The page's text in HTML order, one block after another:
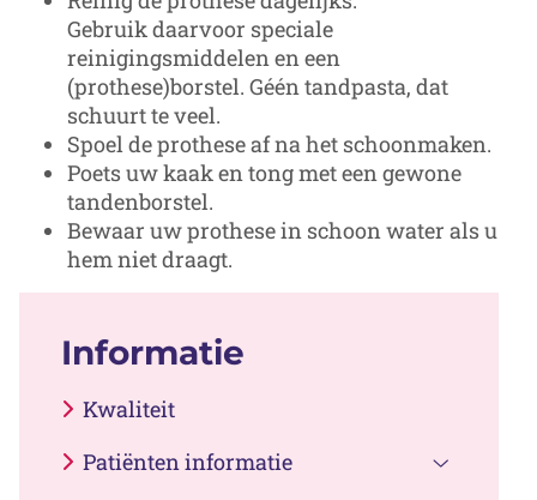
Gebruik daarvoor speciale
reinigingsmiddelen en een
(prothese)borstel. Géén tandpasta, dat
schuurt te veel.
Spoel de prothese af na het schoonmaken.
Poets uw kaak en tong met een gewone
tandenborstel.
Bewaar uw prothese in schoon water als u
hem niet draagt.
Informatie
Kwaliteit
Patiënten informatie